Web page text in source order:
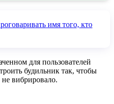
имя того, кто
для пользователей
будильник так, чтобы
вибрировало.